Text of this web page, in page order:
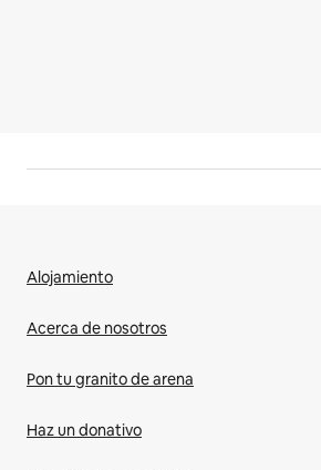
Alojamiento
Acerca de nosotros
Pon tu granito de arena
Haz un donativo